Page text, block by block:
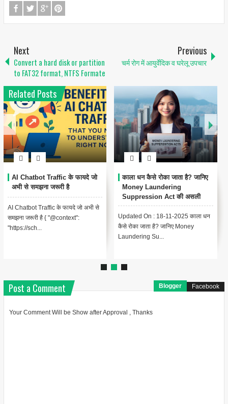
Next
Convert a hard disk or partition
to FAT32 format, NTFS Formate
Previous
चर्म रोग में आयुर्वेदिक व घरेलू उपचार
Related Posts
AI Chatbot Traffic के फायदे जो
अभी से समझना जरूरी है
AI Chatbot Traffic के फायदे जो अभी से
समझना जरूरी है { "@context":
"https://sch...
काला धन कैसे रोका जाता है? जानिए
Money Laundering
Suppression Act की असली
कहानी
Updated On : 18-11-2025 काला धन
कैसे रोका जाता है? जानिए Money
Laundering Su...
Post a Comment Blogger Facebook
Your Comment Will be Show after Approval , Thanks